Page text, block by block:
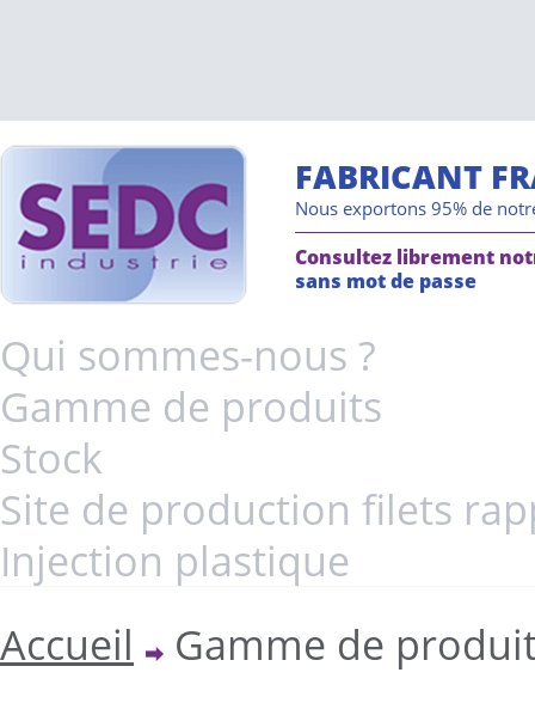
FABRICANT
Nous exportons 95% de
Consultez librement
sans mot de passe
Qui sommes-nous ?
Gamme de produits
Stock
Site de production filets
Injection plastique
Accueil
Gamme de